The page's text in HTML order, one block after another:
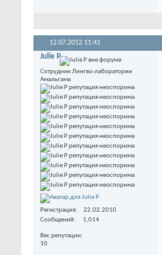
12.07.2012 11:41
Julie P
Сотрудник Лингво-лаборатории
Амальгама
Регистрация
22.02.2010
Сообщений
1,014
Вес репутации
10